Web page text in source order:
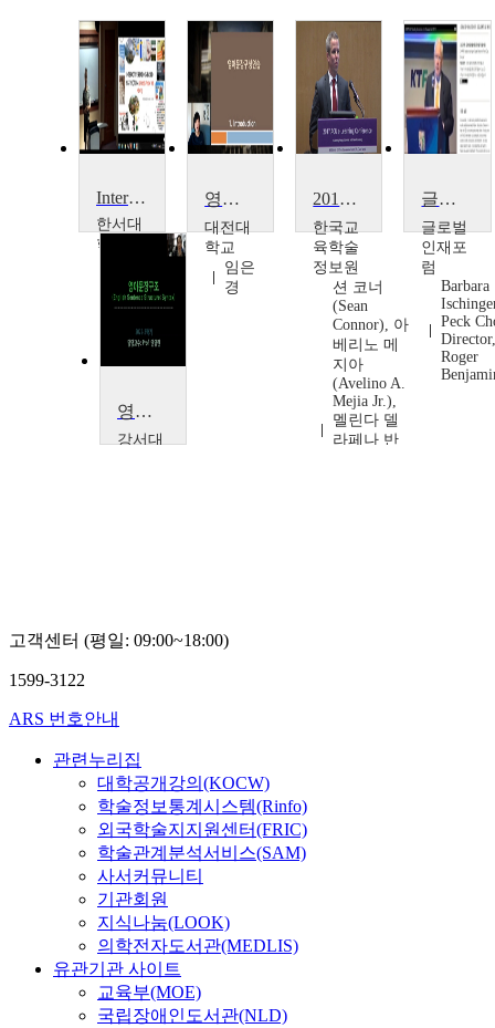
Interactive Reading Based Instruction (Stories from the News)
한서대
학교
Igwe
영어문장 구성연습
대전대
학교
임은
경
2017 ACU 이러닝 국제 콘퍼런스
한국교
육학술
정보원
션 코너
(Sean
Connor), 아
베리노 메
지아
(Avelino A.
Mejia Jr.),
멜린다 델
라페나 반
글로벌 인재포럼 2007: 고등교육의 질 관리
글로벌
인재포
럼
Barbara
Peck
Roger
영어문장구조
강서대
고객센터 (평일: 09:00~18:00)
1599-3122
ARS 번호안내
관련누리집
대학공개강의(KOCW)
학술정보통계시스템(Rinfo)
외국학술지지원센터(FRIC)
학술관계분석서비스(SAM)
사서커뮤니티
기관회원
지식나눔(LOOK)
의학전자도서관(MEDLIS)
유관기관 사이트
교육부(MOE)
국립장애인도서관(NLD)